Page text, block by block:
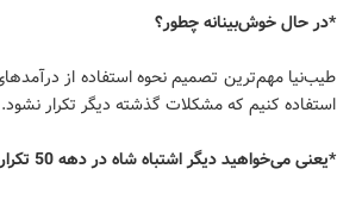
*در حال خوش‌بینانه چطور؟
طیب‌نیا مهم‌ترین تصمیم نحوه استفاده از
استفاده کنیم که مشکلات گذشته دیگر تکرار نشود.
*یعنی می‌خواهید دیگر اشتباه شاه در دهه 50 تکرار نشود؟